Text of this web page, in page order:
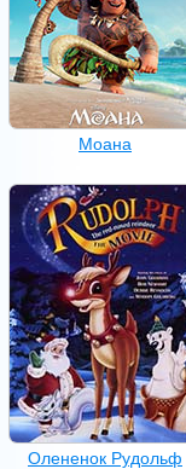
Моана
Олененок Рудольф